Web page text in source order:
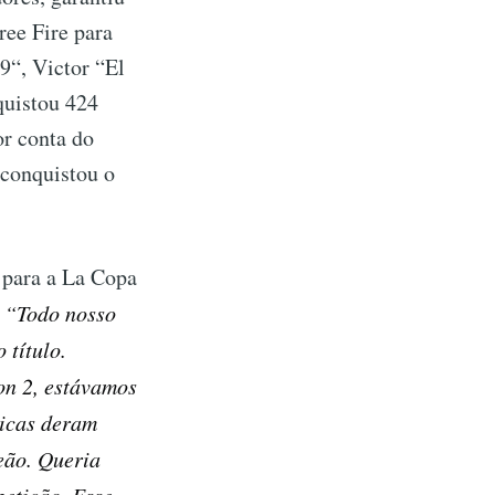
Fire para
Victor “El
424
conta do
o
a La Copa
“Todo nosso
título.
2, estávamos
deram
Queria